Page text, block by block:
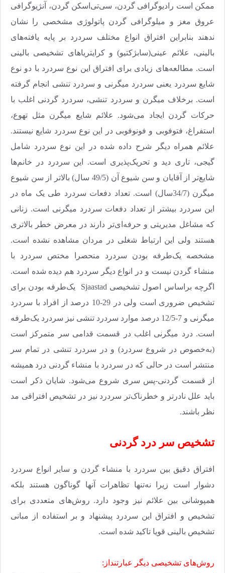
ممکن است رادیوگرافی گردن، سی‌تی‌اسکن گردن، آنژیوگرافی
عروق مغز و میلوگرافی گردن پاتولوژی مشخصی را نشان
ندهند بنابراین افتراق انواع مختلف سردرد بر پایه یافته‌های
بالینی، علائم عینی(سابژکتیو) و کرایتریا‌های تشخیصی بالینی
است. مطالعه‌های زیادی برای افتراق این نوع سردرد با دو نوع
شایع سردرد یعنی سردرد میگرنی و سردرد تنشی انجام گرفته
است. برخلاف میگرن و سردرد تنشی، سردرد گردنی اغلب با
حرکات گردن ایجاد می‌شود. علائم شایع میگرن مثل تهوع،
استفراغ، فتوفوبی و فونوفوبی در این نوع سردرد شایع نیستند.
علائم همراه دیگر شرح داده شده در این نوع سردرد شامل
گیجی، تاری دید و تحریک‌پذیری است. این سردرد در خانم‌ها
شایع‌تر از آقایان و سن شیوع آن (49/5 سال) بالا‌تر از سن شیوع
میگرن (34/7سال) است. تعداد دفعات سردرد طی یک ماه در
این سردرد بیشتر از تعداد دفعات سردرد میگرنی است. زنانی
که مشاغل مدیریتی و حرفه‌ای‌تر دارند در معرض خطر بالاتری
هستند ولی این ارتباط شغلی در مردان مشاهده نشده است.
مشخصه یک‌طرفه بودن سردرد منحصرا مختص سردرد با
منشاء گردن نیست و در انواع دیگر سردرد هم دیده شده است.
اگرچه براساس اصول تشخیصی Sjaastad
یک‌طرفه بودن برای
تشخیص ضروری است ولی در 29-10 درصد از افراد با سردرد
میگرنی و 7-12/5 درصد موارد سردرد تنشی نیز سردرد یک‌طرفه
است. درد میگرنی اغلب در قسمت قدامی سر متمرکز است
(به‌خصوص در شروع سردرد) و در سردرد تنشی در تمام سر
منتشر است در حالی که در سردرد با منشاء گردنی درد همیشه
از قسمت گردنی-پس سری شروع می‌شود. شایان ذکر است
باید علل نادر‌تر و خطرناک‌تر سردرد نیز در تشخیص افتراقی مد
نظر باشند.
تشخیص سر درد گردنی
افتراق دقیق بین سردرد با منشاء گردن و سایر انواع سردرد
دشوار است زیرا نه‌تنها تظاهرات آنها گوناگون هستند بلکه
همپوشانی بین علائم نیز وجود دارد. روش‌های متعددی برای
تشخیص و افتراق این سردرد پیشنهاد و بر استفاده از مبانی
تشخیص بالینی قویا تاکید شده است.
روش‌های تشخیصی دیگر عبارتنداز :